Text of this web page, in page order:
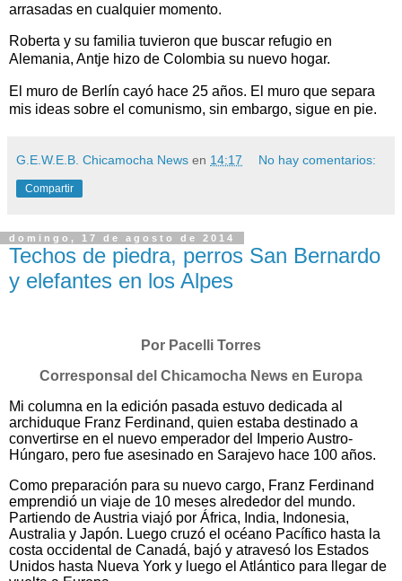
arrasadas en cualquier momento.
Roberta y su familia tuvieron que buscar refugio en
Alemania, Antje hizo de Colombia su nuevo hogar.
El muro de Berlín cayó hace 25 años. El muro que separa
mis ideas sobre el comunismo, sin embargo, sigue en pie.
G.E.W.E.B. Chicamocha News en 14:17 No hay comentarios:
Compartir
domingo, 17 de agosto de 2014
Techos de piedra, perros San Bernardo
y elefantes en los Alpes
Por Pacelli Torres
Corresponsal del Chicamocha News en Europa
​Mi columna en la edición pasada estuvo dedicada al
archiduque Franz Ferdinand, quien estaba destinado a
convertirse en el nuevo emperador del Imperio Austro-
Húngaro, pero fue asesinado en Sarajevo hace 100 años.
Como preparación para su nuevo cargo, Franz Ferdinand
emprendió un viaje de 10 meses alrededor del mundo.
Partiendo de Austria viajó por África, India, Indonesia,
Australia y Japón. Luego cruzó el océano Pacífico hasta la
costa occidental de Canadá, bajó y atravesó los Estados
Unidos hasta Nueva York y luego el Atlántico para llegar de